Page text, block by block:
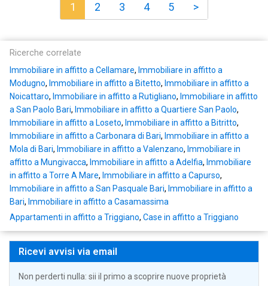
1 2 3 4 5 >
Ricerche correlate
Immobiliare in affitto a Cellamare, Immobiliare in affitto a
Modugno, Immobiliare in affitto a Bitetto, Immobiliare in affitto a
Noicattaro, Immobiliare in affitto a Rutigliano, Immobiliare in affitto
a San Paolo Bari, Immobiliare in affitto a Quartiere San Paolo,
Immobiliare in affitto a Loseto, Immobiliare in affitto a Bitritto,
Immobiliare in affitto a Carbonara di Bari, Immobiliare in affitto a
Mola di Bari, Immobiliare in affitto a Valenzano, Immobiliare in
affitto a Mungivacca, Immobiliare in affitto a Adelfia, Immobiliare
in affitto a Torre A Mare, Immobiliare in affitto a Capurso,
Immobiliare in affitto a San Pasquale Bari, Immobiliare in affitto a
Bari, Immobiliare in affitto a Casamassima
Appartamenti in affitto a Triggiano, Case in affitto a Triggiano
Ricevi avvisi via email
Non perderti nulla: sii il primo a scoprire nuove proprietà